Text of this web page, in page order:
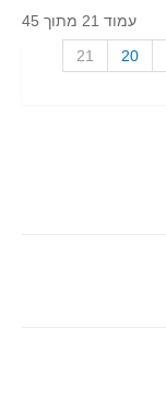
עמוד 21 מתוך 45
20
21